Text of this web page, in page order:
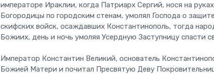
императоре Ираклии, когда Патриарх Сергий, нося на
Богородицы по городским стенам, умолял Господа о
скифских войск, осаждавших Константинополь, тогда
Божиих, день и ночь умоляя Усердную Заступницу спасти
Император Константин Великий, основатель
Божией Матери и почитал Пресвятую Деву